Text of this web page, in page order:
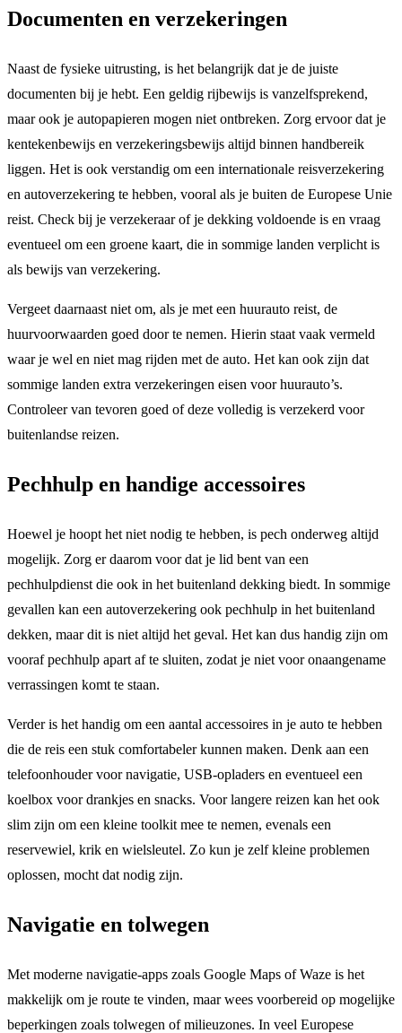
Documenten en verzekeringen
Naast de fysieke uitrusting, is het belangrijk dat je de juiste
documenten bij je hebt. Een geldig rijbewijs is vanzelfsprekend,
maar ook je autopapieren mogen niet ontbreken. Zorg ervoor dat je
kentekenbewijs en verzekeringsbewijs altijd binnen handbereik
liggen. Het is ook verstandig om een internationale reisverzekering
en autoverzekering te hebben, vooral als je buiten de Europese Unie
reist. Check bij je verzekeraar of je dekking voldoende is en vraag
eventueel om een groene kaart, die in sommige landen verplicht is
als bewijs van verzekering.
Vergeet daarnaast niet om, als je met een huurauto reist, de
huurvoorwaarden goed door te nemen. Hierin staat vaak vermeld
waar je wel en niet mag rijden met de auto. Het kan ook zijn dat
sommige landen extra verzekeringen eisen voor huurauto’s.
Controleer van tevoren goed of deze volledig is verzekerd voor
buitenlandse reizen.
Pechhulp en handige accessoires
Hoewel je hoopt het niet nodig te hebben, is pech onderweg altijd
mogelijk. Zorg er daarom voor dat je lid bent van een
pechhulpdienst die ook in het buitenland dekking biedt. In sommige
gevallen kan een autoverzekering ook pechhulp in het buitenland
dekken, maar dit is niet altijd het geval. Het kan dus handig zijn om
vooraf pechhulp apart af te sluiten, zodat je niet voor onaangename
verrassingen komt te staan.
Verder is het handig om een aantal accessoires in je auto te hebben
die de reis een stuk comfortabeler kunnen maken. Denk aan een
telefoonhouder voor navigatie, USB-opladers en eventueel een
koelbox voor drankjes en snacks. Voor langere reizen kan het ook
slim zijn om een kleine toolkit mee te nemen, evenals een
reservewiel, krik en wielsleutel. Zo kun je zelf kleine problemen
oplossen, mocht dat nodig zijn.
Navigatie en tolwegen
Met moderne navigatie-apps zoals Google Maps of Waze is het
makkelijk om je route te vinden, maar wees voorbereid op mogelijke
beperkingen zoals tolwegen of milieuzones. In veel Europese